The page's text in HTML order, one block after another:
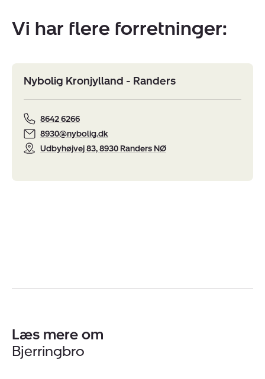
Vi har flere forretninger:
Nybolig Kronjylland - Randers
8642 6266
8930@nybolig.dk
Udbyhøjvej 83, 8930 Randers NØ
Læs mere om
Bjerringbro